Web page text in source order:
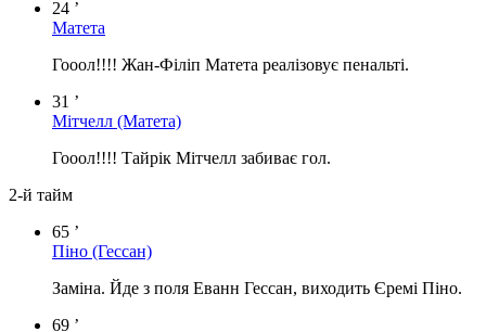
24 ’
Матета
Гооол!!!! Жан-Філіп Матета реалізовує пенальті.
31 ’
Мітчелл (Матета)
Гооол!!!! Тайрік Мітчелл забиває гол.
2-й тайм
65 ’
Піно (Гессан)
Заміна. Йде з поля Еванн Гессан, виходить Єремі Піно.
69 ’